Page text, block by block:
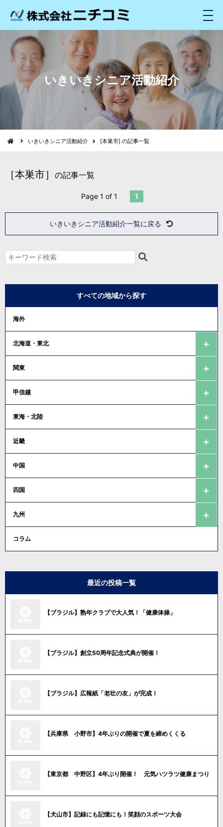
メ
ニ
ュ
いきいきシニア活動紹介
いきいきシニア活動紹介 [本巣市] の記事一覧
［本巣市］ の記事一覧
Page 1 of 1 1
いきいきシニア活動紹介一覧に戻る
すべての地域から探す
海外
北海道・東北
関東
甲信越
東海・北陸
近畿
中国
四国
九州
コラム
最近の投稿一覧
【ブラジル】熟年クラブで大人気！「健康体操」
【ブラジル】創立50周年記念式典が開催！
【ブラジル】広報紙「老壮の友」が完成！
【兵庫県 小野市】4年ぶりの開催で夏を締めくくる
【東京都 中野区】4年ぶり開催！ 元気ハツラツ健康まつり
【犬山市】記録にも記憶にも！笑顔のスポーツ大会